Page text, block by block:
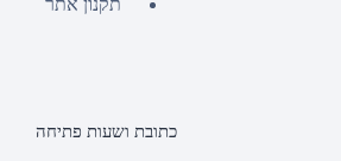
כתובת ושעות פתיחה